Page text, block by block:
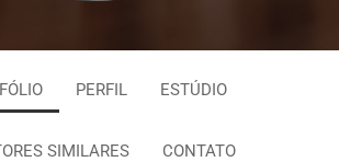
PERFIL ESTÚDIO
SIMILARES CONTATO